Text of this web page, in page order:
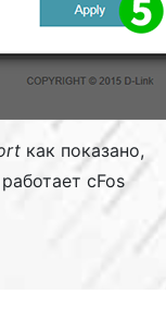
как показано,
cFos